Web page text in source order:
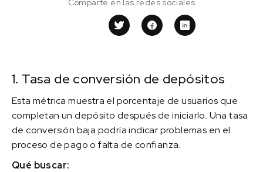
Comparte en las redes sociales
1. Tasa de conversión de depósitos
Esta métrica muestra el porcentaje de usuarios que
completan un depósito después de iniciarlo. Una tasa
de conversión baja podría indicar problemas en el
proceso de pago o falta de confianza.
Qué buscar: